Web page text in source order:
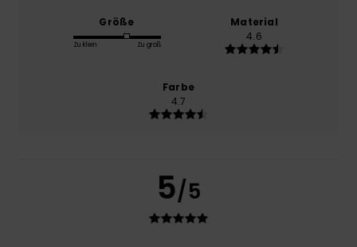
Größe
Zu klein Zu groß
Material
4.6
Farbe
4.7
5/5